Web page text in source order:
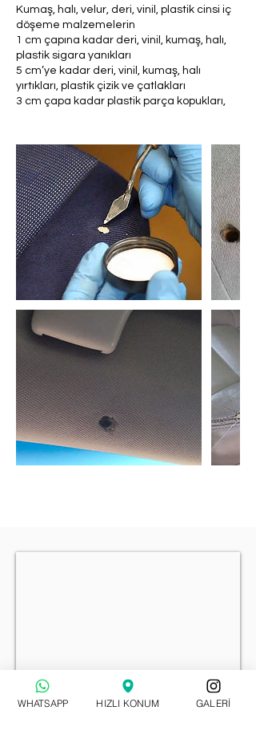
Kumaş, halı, velur, deri, vinil, plastik cinsi iç
döşeme malzemelerin
1 cm çapına kadar deri, vinil, kumaş, halı,
plastik sigara yanıkları
5 cm’ye kadar deri, vinil, kumaş, halı
yırtıkları, plastik çizik ve çatlakları
3 cm çapa kadar plastik parça kopukları,
WHATSAPP HIZLI KONUM GALERİ